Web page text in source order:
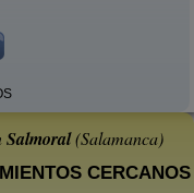
Salmoral(Salamanca)
CERCANOS